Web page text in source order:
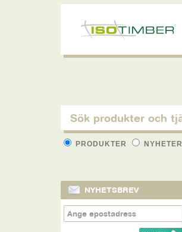
PRODUKTER NYHETER
NYHETSBREV